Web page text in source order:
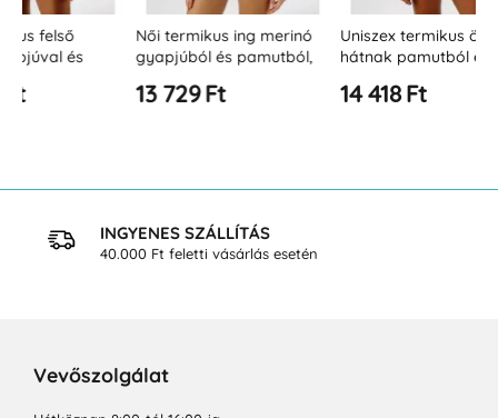
Női termikus ing merinó
gyapjúból és pamutból,
13 729 Ft
Uniszex termikus öv a
hátnak pamutból és
Uniszex
INGYENES SZÁLLÍTÁS
40.000 Ft feletti vásárlás esetén
Vevőszolgálat